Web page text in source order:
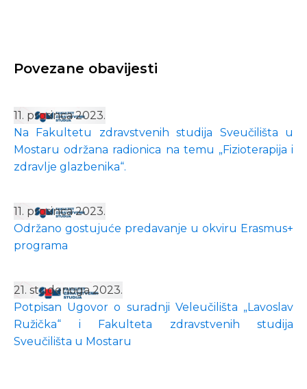
Povezane obavijesti
11. prosinca 2023.
Na Fakultetu zdravstvenih studija Sveučilišta u
Mostaru održana radionica na temu „Fizioterapija i
zdravlje glazbenika“.
11. prosinca 2023.
Održano gostujuće predavanje u okviru Erasmus+
programa
21. studenoga 2023.
Potpisan Ugovor o suradnji Veleučilišta „Lavoslav
Ružička“ i Fakulteta zdravstvenih studija
Sveučilišta u Mostaru